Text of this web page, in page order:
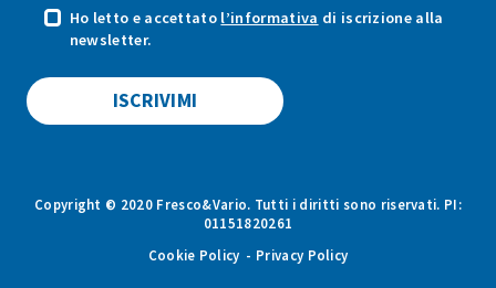
Ho letto e accettato l’informativa di iscrizione alla
newsletter.
Copyright © 2020 Fresco&Vario. Tutti i diritti sono riservati. PI:
01151820261
Cookie Policy
Privacy Policy